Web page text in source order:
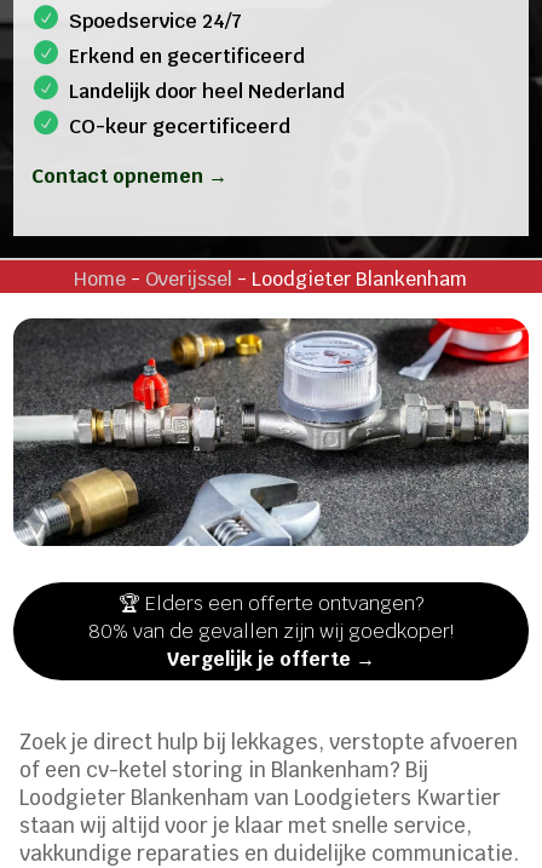
Spoedservice 24/7
Erkend en gecertificeerd
Landelijk door heel Nederland
CO-keur gecertificeerd
Contact opnemen →
Home - Overijssel - Loodgieter Blankenham
🏆 Elders een offerte ontvangen?
80% van de gevallen zijn wij goedkoper!
Vergelijk je offerte →
Zoek je direct hulp bij lekkages, verstopte afvoeren
of een cv-ketel storing in Blankenham? Bij
Loodgieter Blankenham van Loodgieters Kwartier
staan wij altijd voor je klaar met snelle service,
vakkundige reparaties en duidelijke communicatie.